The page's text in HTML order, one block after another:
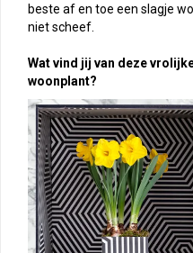
beste af en toe een slagje
niet scheef.
Wat vind jij van deze
woonplant?